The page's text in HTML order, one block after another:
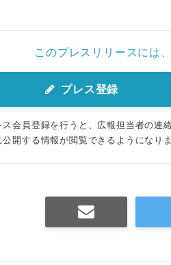
このプレスリリースには
プレス登録
ス会員登録を行うと、広報担当者の連
公開する情報が閲覧できるようになりま